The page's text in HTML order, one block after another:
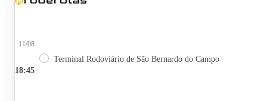
18:45
11/08
Terminal Rodoviário de São Bernardo do Campo